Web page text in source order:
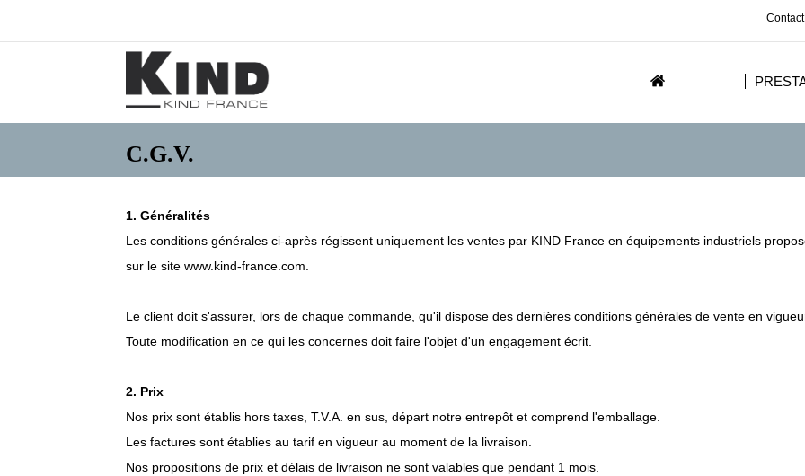
C.G.V.
1. Généralités
Les conditions générales ci-après régissent uniquement les ventes par KIND France en équipements industriels
sur le site www.kind-france.com.
Le client doit s'assurer, lors de chaque commande, qu'il dispose des dernières conditions générales de vente en
Toute modification en ce qui les concernes doit faire l'objet d'un engagement écrit.
2. Prix
Nos prix sont établis hors taxes, T.V.A. en sus, départ notre entrepôt et comprend l'emballage.
Les factures sont établies au tarif en vigueur au moment de la livraison.
Nos propositions de prix et délais de livraison ne sont valables que pendant 1 mois.